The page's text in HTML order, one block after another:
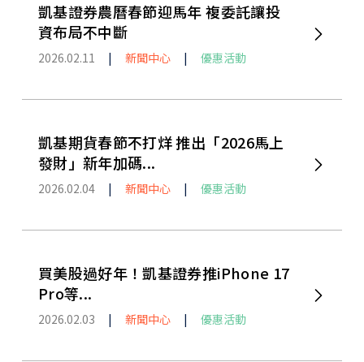
凱基證券農曆春節迎馬年 複委託讓投
資布局不中斷
2026.02.11 | 新聞中心 | 優惠活動
凱基期貨春節不打烊 推出「2026馬上
發財」新年加碼...
2026.02.04 | 新聞中心 | 優惠活動
買美股過好年！凱基證券推iPhone 17
Pro等...
2026.02.03 | 新聞中心 | 優惠活動